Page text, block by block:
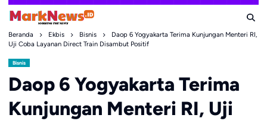
Beranda Ekbis Bisnis
Daop 6 Yogyakarta Terima Kunjungan Menteri RI,
Uji Coba Layanan Direct Train Disambut Positif
Bisnis
Daop 6 Yogyakarta Terima
Kunjungan Menteri RI, Uji